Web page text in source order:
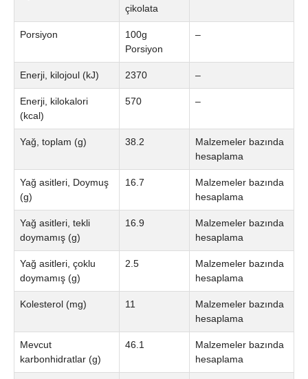
çikolata
Porsiyon
100g
Porsiyon
–
Enerji, kilojoul (kJ) 2370 –
Enerji, kilokalori
(kcal)
570 –
Yağ, toplam (g) 38.2
Malzemeler bazında
hesaplama
Yağ asitleri, Doymuş
(g)
16.7
Malzemeler bazında
hesaplama
Yağ asitleri, tekli
doymamış (g)
16.9
Malzemeler bazında
hesaplama
Yağ asitleri, çoklu
doymamış (g)
2.5
Malzemeler bazında
hesaplama
Kolesterol (mg) 11
Malzemeler bazında
hesaplama
Mevcut
karbonhidratlar (g)
46.1
Malzemeler bazında
hesaplama